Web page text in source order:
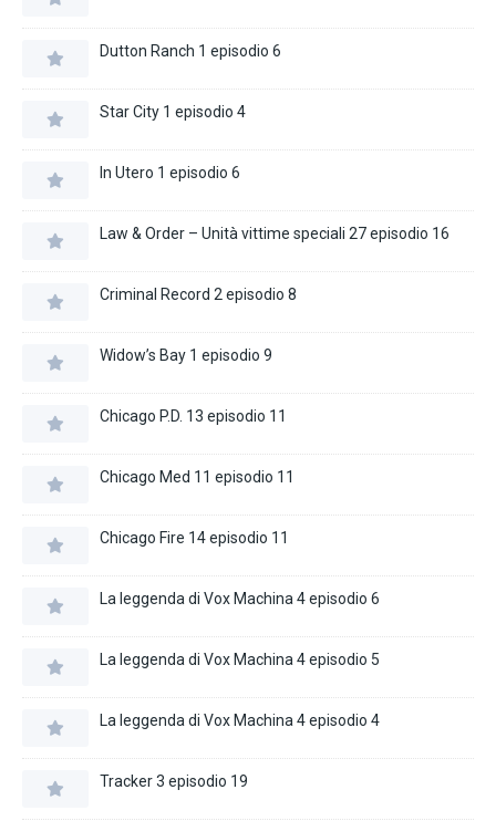
Dutton Ranch 1 episodio 6
Star City 1 episodio 4
In Utero 1 episodio 6
Law & Order – Unità vittime speciali 27 episodio 16
Criminal Record 2 episodio 8
Widow’s Bay 1 episodio 9
Chicago P.D. 13 episodio 11
Chicago Med 11 episodio 11
Chicago Fire 14 episodio 11
La leggenda di Vox Machina 4 episodio 6
La leggenda di Vox Machina 4 episodio 5
La leggenda di Vox Machina 4 episodio 4
Tracker 3 episodio 19